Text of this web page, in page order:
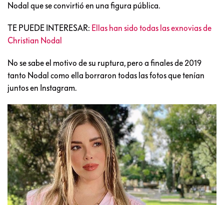
Nodal que se convirtió en una figura pública.
TE PUEDE INTERESAR: Ellas han sido todas las exnovias de
Christian Nodal
No se sabe el motivo de su ruptura, pero a finales de 2019
tanto Nodal como ella borraron todas las fotos que tenían
juntos en Instagram.